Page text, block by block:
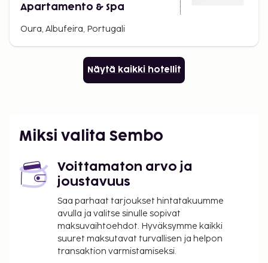
Apartamento & Spa
Oura, Albufeira, Portugali
Näytä kaikki hotellit
Miksi valita Sembo
Voittamaton arvo ja
joustavuus
Saa parhaat tarjoukset hintatakuumme
avulla ja valitse sinulle sopivat
maksuvaihtoehdot. Hyväksymme kaikki
suuret maksutavat turvallisen ja helpon
transaktion varmistamiseksi.